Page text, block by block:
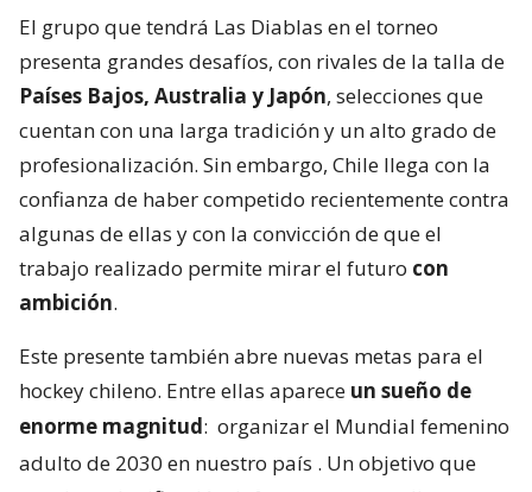
El grupo que tendrá Las Diablas en el torneo
presenta grandes desafíos, con rivales de la talla de
Países Bajos, Australia y Japón, selecciones que
cuentan con una larga tradición y un alto grado de
profesionalización. Sin embargo, Chile llega con la
confianza de haber competido recientemente contra
algunas de ellas y con la convicción de que el
trabajo realizado permite mirar el futuro con
ambición.
Este presente también abre nuevas metas para el
hockey chileno. Entre ellas aparece un sueño de
enorme magnitud: organizar el Mundial femenino
adulto de 2030 en nuestro país . Un objetivo que